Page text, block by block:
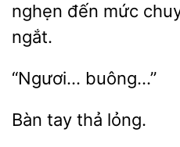
nghẹn đến mức
tay